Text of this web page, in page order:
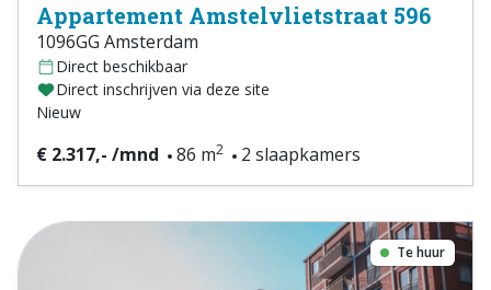
Appartement Amstelvlietstraat 596
1096GG Amsterdam
Direct beschikbaar
Direct inschrijven via deze site
Nieuw
€ 2.317,- /mnd 86 m2 2 slaapkamers
Te huur